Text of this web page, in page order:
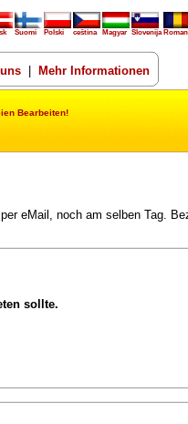
Suomi Polski ceština Magyar Slovenija
| Mehr Informationen
Bearbeiten!
eMail, noch am selben Tag.
sollte.